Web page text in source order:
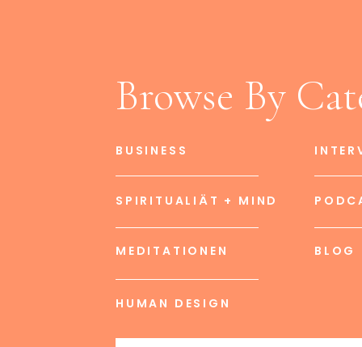
Browse By
MEDITATIONEN
SPIRITUALIÄT + MIND
BUSINESS
BLOG
HUMAN DESIGN